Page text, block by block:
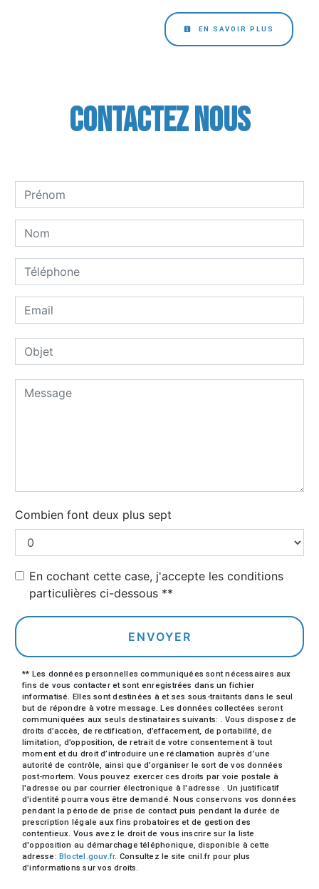
EN SAVOIR PLUS
Contactez nous
Combien font deux plus sept
En cochant cette case, j'accepte les conditions
particulières ci-dessous **
ENVOYER
** Les données personnelles communiquées sont nécessaires aux
fins de vous contacter et sont enregistrées dans un fichier
informatisé. Elles sont destinées à et ses sous-traitants dans le seul
but de répondre à votre message. Les données collectées seront
communiquées aux seuls destinataires suivants: . Vous disposez de
droits d’accès, de rectification, d’effacement, de portabilité, de
limitation, d’opposition, de retrait de votre consentement à tout
moment et du droit d’introduire une réclamation auprès d’une
autorité de contrôle, ainsi que d’organiser le sort de vos données
post-mortem. Vous pouvez exercer ces droits par voie postale à
l'adresse ou par courrier électronique à l'adresse . Un justificatif
d'identité pourra vous être demandé. Nous conservons vos données
pendant la période de prise de contact puis pendant la durée de
prescription légale aux fins probatoires et de gestion des
contentieux. Vous avez le droit de vous inscrire sur la liste
d'opposition au démarchage téléphonique, disponible à cette
adresse:Bloctel.gouv.fr. Consultez le site cnil.fr pour plus
d’informations sur vos droits.